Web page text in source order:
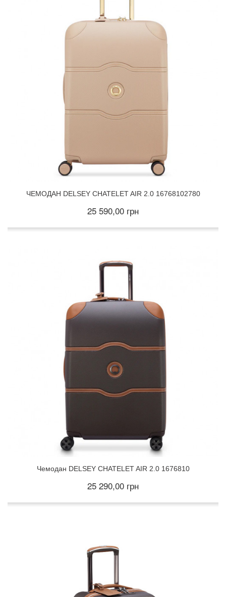
ЧЕМОДАН DELSEY CHATELET AIR 2.0 16768102780
25 590,00 грн
Чемодан DELSEY CHATELET AIR 2.0 1676810
25 290,00 грн